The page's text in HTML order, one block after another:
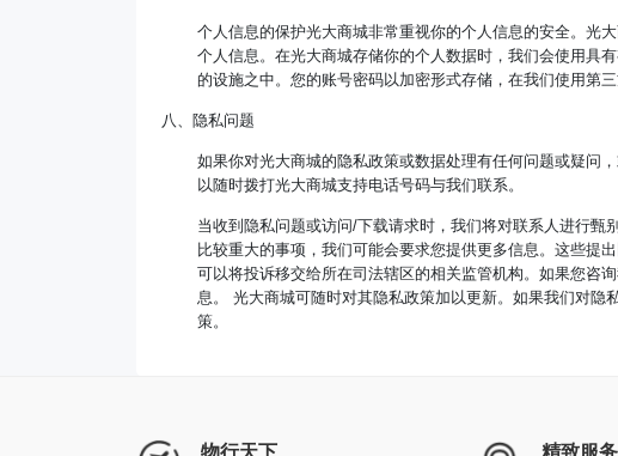
个人信息的保护光大商城非常重视你的个人信息的安全。光
个人信息。在光大商城存储你的个人数据时，我们会使用具
的设施之中。您的账号密码以加密形式存储，在我们使用第三
八、隐私问题
如果你对光大商城的隐私政策或数据处理有任何问题或疑问
以随时拨打光大商城支持电话号码与我们联系。
当收到隐私问题或访问/下载请求时，我们将对联系人进行甄
比较重大的事项，我们可能会要求您提供更多信息。这些提
可以将投诉移交给所在司法辖区的相关监管机构。如果您咨
息。 光大商城可随时对其隐私政策加以更新。如果我们对隐
策。